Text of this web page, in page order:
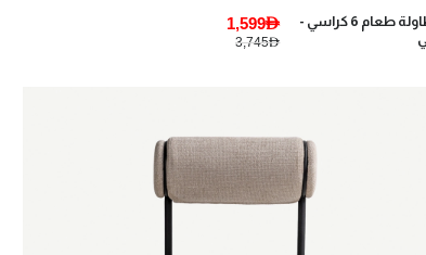
ياني طاولة طعام 6 كراسي -
1,599AED
3,745AED